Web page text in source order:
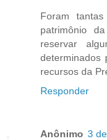
Foram
patrimônio
reservar
determinados
recursos da
Responder
Anônimo 3